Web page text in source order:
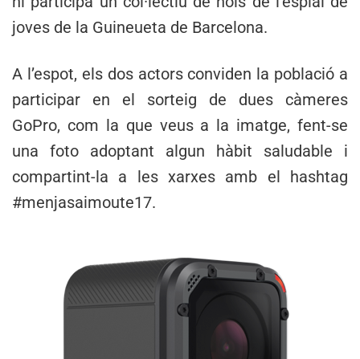
joves de la Guineueta de Barcelona.
A l’espot, els dos actors conviden la població a
participar en el sorteig de dues càmeres
GoPro, com la que veus a la imatge, fent-se
una foto adoptant algun hàbit saludable i
compartint-la a les xarxes amb el hashtag
#menjasaimoute17.